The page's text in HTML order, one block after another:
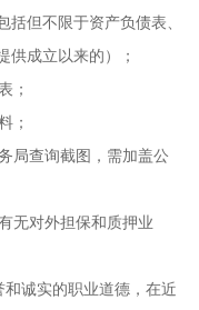
但不限于资产负债表、
供成立以来的）；
；
；
局查询截图，需加盖公
无对外担保和质押业
诚实的职业道德，在近